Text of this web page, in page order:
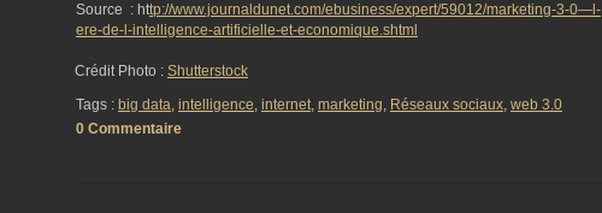
Source : http://www.journaldunet.com/ebusiness/expert/59012/marketing-3-0—l-
ere-de-l-intelligence-artificielle-et-economique.shtml
Crédit Photo : Shutterstock
Tags : big data, intelligence, internet, marketing, Réseaux sociaux, web 3.0
0 Commentaire